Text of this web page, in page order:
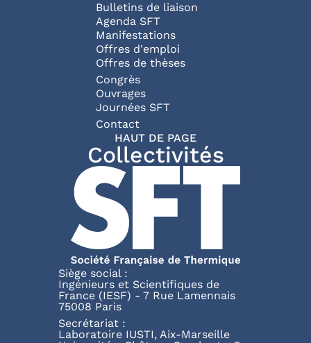
Bulletins de liaison
Agenda SFT
Manifestations
Offres d'emploi
Offres de thèses
Congrès
Ouvrages
Journées SFT
Pied de page
Contact
HAUT DE PAGE
Collectivités
Siège social :
Ingénieurs et Scientifiques de
France (IESF) - 7 Rue Lamennais
75008 Paris
Secrétariat :
Laboratoire IUSTI, Aix-Marseille